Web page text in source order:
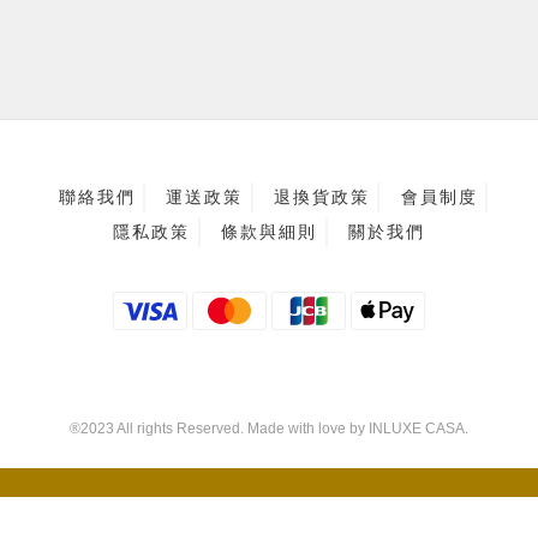
聯絡我們 運送政策 退換貨政策
會員制度
隱私政策
條款與細則 關於我們
®2023 All rights Reserved. Made with love by INLUXE CASA.